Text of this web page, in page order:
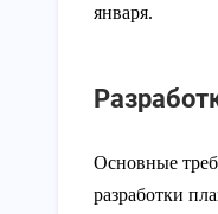
января.
Основные
разработки